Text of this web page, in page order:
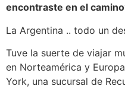
encontraste en el
La Argentina .. todo un
Tuve la suerte de viajar
en Norteamérica y
York, una sucursal de